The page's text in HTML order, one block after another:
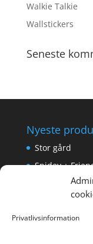
Privatlivsinformation
Walkie Talkie
Wallstickers
Seneste
Nyeste
Stor gård
Spidey +
Pokemon
Hyggeligt